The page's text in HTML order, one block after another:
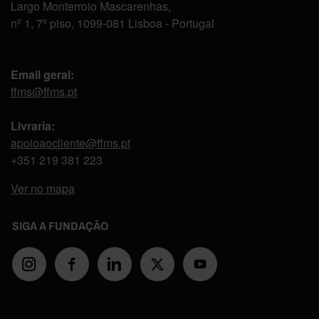
Largo Monterroio Mascarenhas,
nº 1, 7º piso, 1099-081 Lisboa - Portugal
Email geral:
ffms@ffms.pt
Livraria:
apoioaocliente@ffms.pt
+351 219 381 223
Ver no mapa
SIGA A FUNDAÇÃO